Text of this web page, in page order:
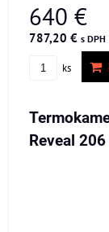
640 €
787,20 € s DPH
ks
Reveal